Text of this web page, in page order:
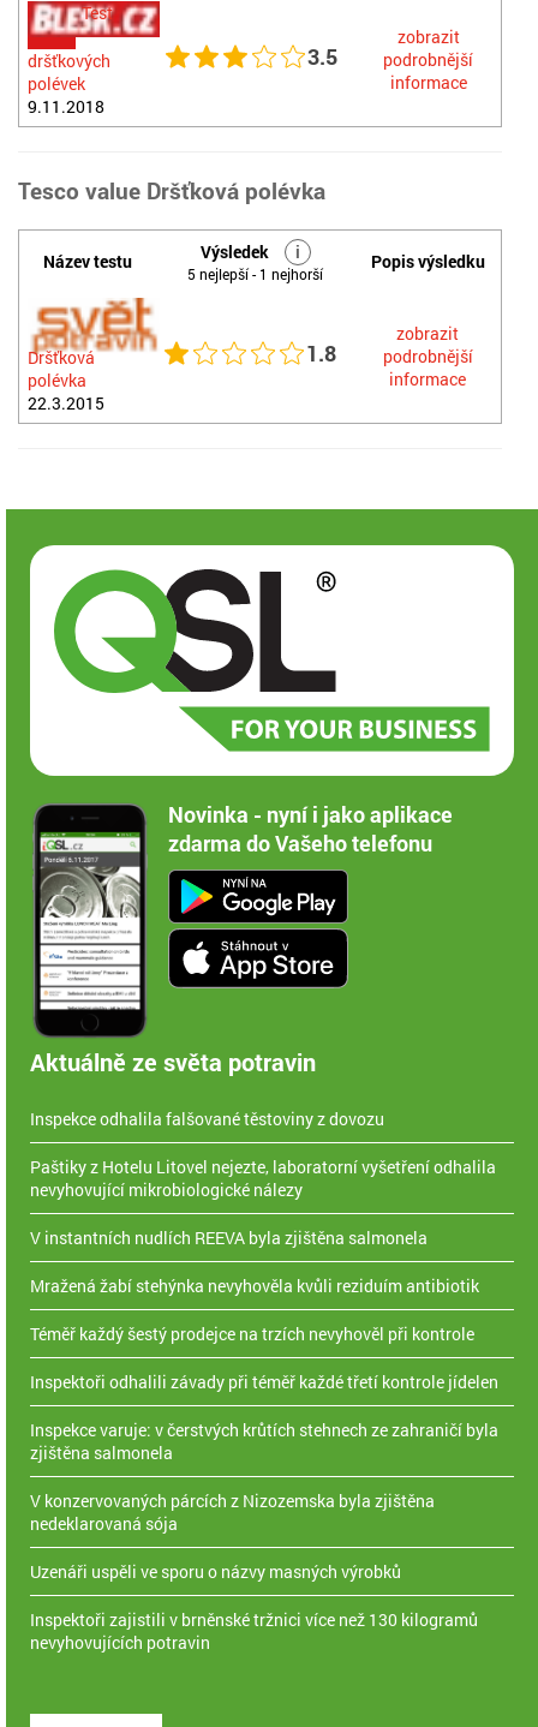
Test
dršťkových
polévek
9.11.2018
3.5
zobrazit
podrobnější
informace
Tesco value Dršťková polévka
Název testu Výsledek i
5 nejlepší - 1 nejhorší
Popis výsledku
Dršťková
polévka
22.3.2015
1.8
zobrazit
podrobnější
informace
Novinka - nyní i jako aplikace
zdarma do Vašeho telefonu
Aktuálně ze světa potravin
Inspekce odhalila falšované těstoviny z dovozu
Paštiky z Hotelu Litovel nejezte, laboratorní vyšetření odhalila
nevyhovující mikrobiologické nálezy
V instantních nudlích REEVA byla zjištěna salmonela
Mražená žabí stehýnka nevyhověla kvůli reziduím antibiotik
Téměř každý šestý prodejce na trzích nevyhověl při kontrole
Inspektoři odhalili závady při téměř každé třetí kontrole jídelen
Inspekce varuje: v čerstvých krůtích stehnech ze zahraničí byla
zjištěna salmonela
V konzervovaných párcích z Nizozemska byla zjištěna
nedeklarovaná sója
Uzenáři uspěli ve sporu o názvy masných výrobků
Inspektoři zajistili v brněnské tržnici více než 130 kilogramů
nevyhovujících potravin